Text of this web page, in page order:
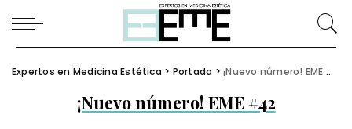
Expertos en Medicina Estética > Portada >¡Nuevo número! EME #42
¡Nuevo número! EME #42